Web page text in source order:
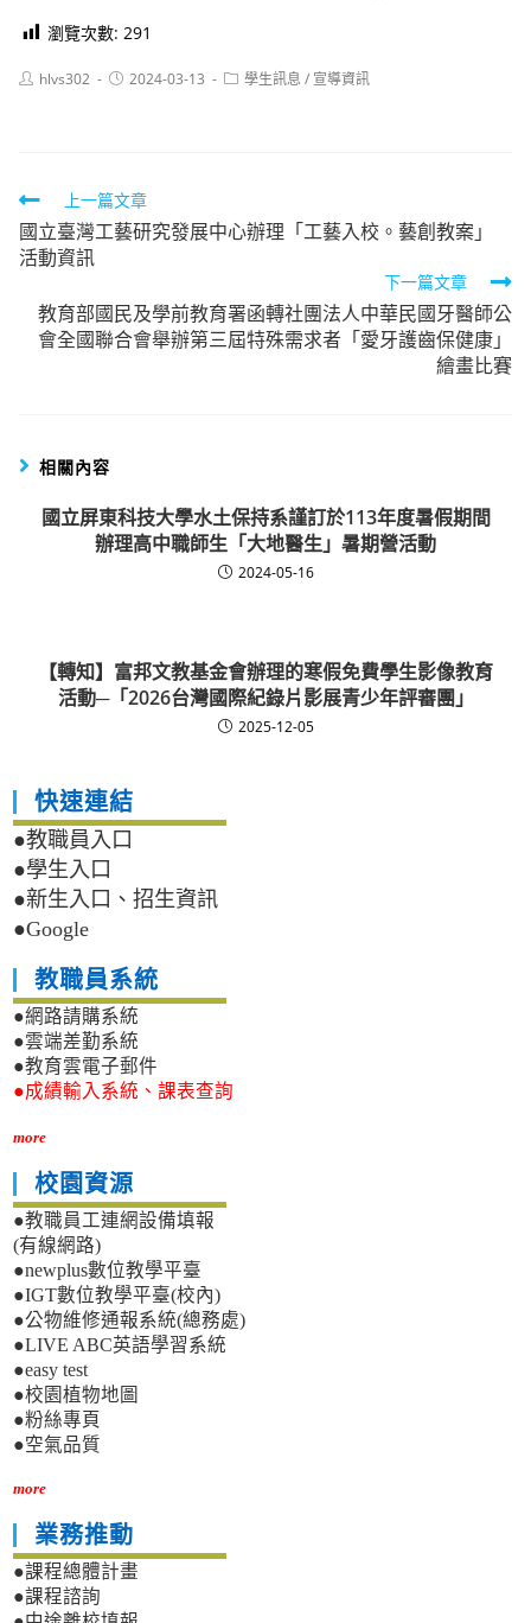
瀏覽次數: 291
Posthlvs302
Post2024-03-13
Post學生訊息 / 宣導資訊
Read
more
articles
上一篇文章
國立臺灣工藝研究發展中心辦理「工藝入校。藝創教案」
活動資訊
下一篇文章
教育部國民及學前教育署函轉社團法人中華民國牙醫師公
會全國聯合會舉辦第三屆特殊需求者「愛牙護齒保健康」
繪畫比賽
相關內容
國立屏東科技大學水土保持系謹訂於113年度暑假期間
辦理高中職師生「大地醫生」暑期營活動
2024-05-16
【轉知】富邦文教基金會辦理的寒假免費學生影像教育
活動─「2026台灣國際紀錄片影展青少年評審團」
2025-12-05
快速連結
●教職員入口
●學生入口
●新生入口、招生資訊
●Google
教職員系統
●網路請購系統
●雲端差勤系統
●教育雲電子郵件
●成績輸入系統、課表查詢
more
校園資源
●教職員工連網設備填報
(有線網路)
●newplus數位教學平臺
●IGT數位教學平臺(校內)
●公物維修通報系統(總務處)
●LIVE ABC英語學習系統
●easy test
●校園植物地圖
●粉絲專頁
●空氣品質
more
業務推動
●課程總體計畫
●課程諮詢